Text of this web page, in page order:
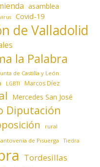
asamblea
Covid-19
de Valladolid
la Palabra
de Castilla y León
LGBTI Marcos Díez
Mercedes San José
Diputación
rural
de Pisuerga Tiedra
Tordesillas